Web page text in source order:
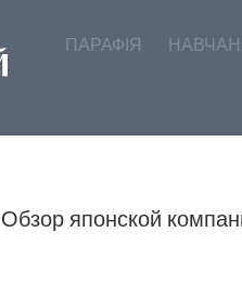
ПАРАФІЯ
Обзор японской